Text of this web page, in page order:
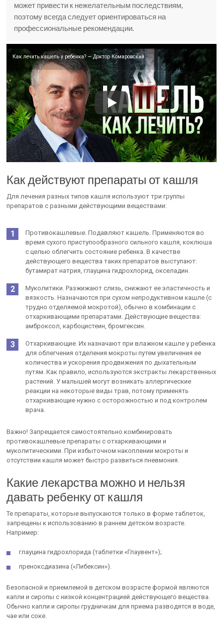
может привести к нежелательным последствиям,
поэтому всегда следует ориентироваться на
профессиональные рекомендации.
Как лечить кашель у ребенка? — Доктор Комаровский
Как действуют препараты от кашля
Для лечения разных типов кашля используют три группы
препаратов с разными действующими веществами:
Противокашлевые. Подавляют кашель. Применяются во
время сухого приступообразного сильного кашля, коклюша
с целью облегчить состояние ребенка. В качестве
действующего вещества таких препаратов выступают:
бутамират натрия, глауцина гидрохлорид, окселадин.
Муколитики. Разжижают слизь, снижают ее эластичность и
вязкость. Назначаются при сухом непродуктивном кашле (с
трудно отделяемой мокротой), обычно в комбинации с
отхаркивающими препаратами. Действующие вещества:
амброксол, карбоцистеин, бромгексин.
Отхаркивающие. Их назначают при влажном кашле у ребенка
для облегчения отделения мокроты путем увеличения ее
количества и ускорения продвижения по дыхательным
путям. Как правило, используются экстракты лекарственных
растений. У малышей могут возникать аллергические
реакции на некоторые виды трав, потому применять
отхаркивающие нужно с осторожностью и под контролем
врача.
Важно! Запрещается самостоятельно комбинировать
противокашлевые препараты с отхаркивающими и
муколитическими. При избыточном накоплении мокроты и
отсутствии кашля может быстро развиться пневмония.
Какие лекарства можно и нельзя
давать ребенку от кашля
Те препараты, которые выпускаются только в форме таблеток,
запрещены к использованию в раннем детском возрасте.
Например:
глауцина гидрохлорида (таблетки «Глаувент»);
преноксдиазина («Либексин»).
Безопасной и приемлемой в детском возрасте формой являются
капли и сиропы с низкой концентрацией действующего вещества.
Обычно капли и сиропы грудничкам для приема разводятся в воде,
чае или соке.